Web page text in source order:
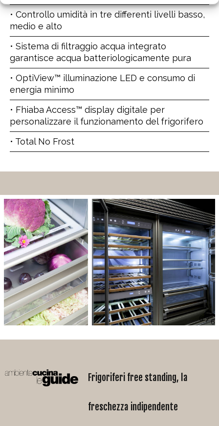
• Controllo umidità in tre differenti livelli basso,
medio e alto
• Sistema di filtraggio acqua integrato
garantisce acqua batteriologicamente pura
• OptiView™ illuminazione LED e consumo di
energia minimo
• Fhiaba Access™ display digitale per
personalizzare il funzionamento del frigorifero
• Total No Frost
/
Frigoriferi free standing, la
freschezza indipendente